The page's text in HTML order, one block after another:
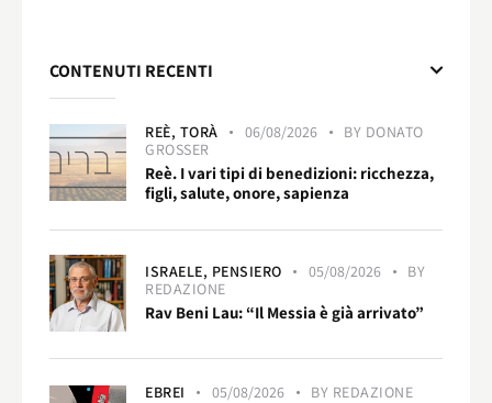
CONTENUTI RECENTI
REÈ, TORÀ 06/08/2026 BY DONATO
GROSSER
Reè. I vari tipi di benedizioni: ricchezza,
figli, salute, onore, sapienza
ISRAELE, PENSIERO 05/08/2026
BY
REDAZIONE
Rav Beni Lau: “Il Messia è già arrivato”
EBREI 05/08/2026 BY REDAZIONE